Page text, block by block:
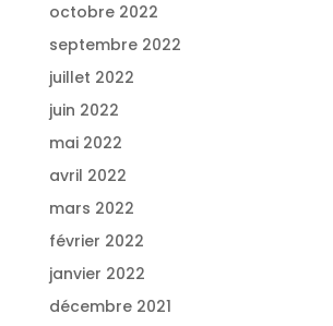
octobre 2022
septembre 2022
juillet 2022
juin 2022
mai 2022
avril 2022
mars 2022
février 2022
janvier 2022
décembre 2021